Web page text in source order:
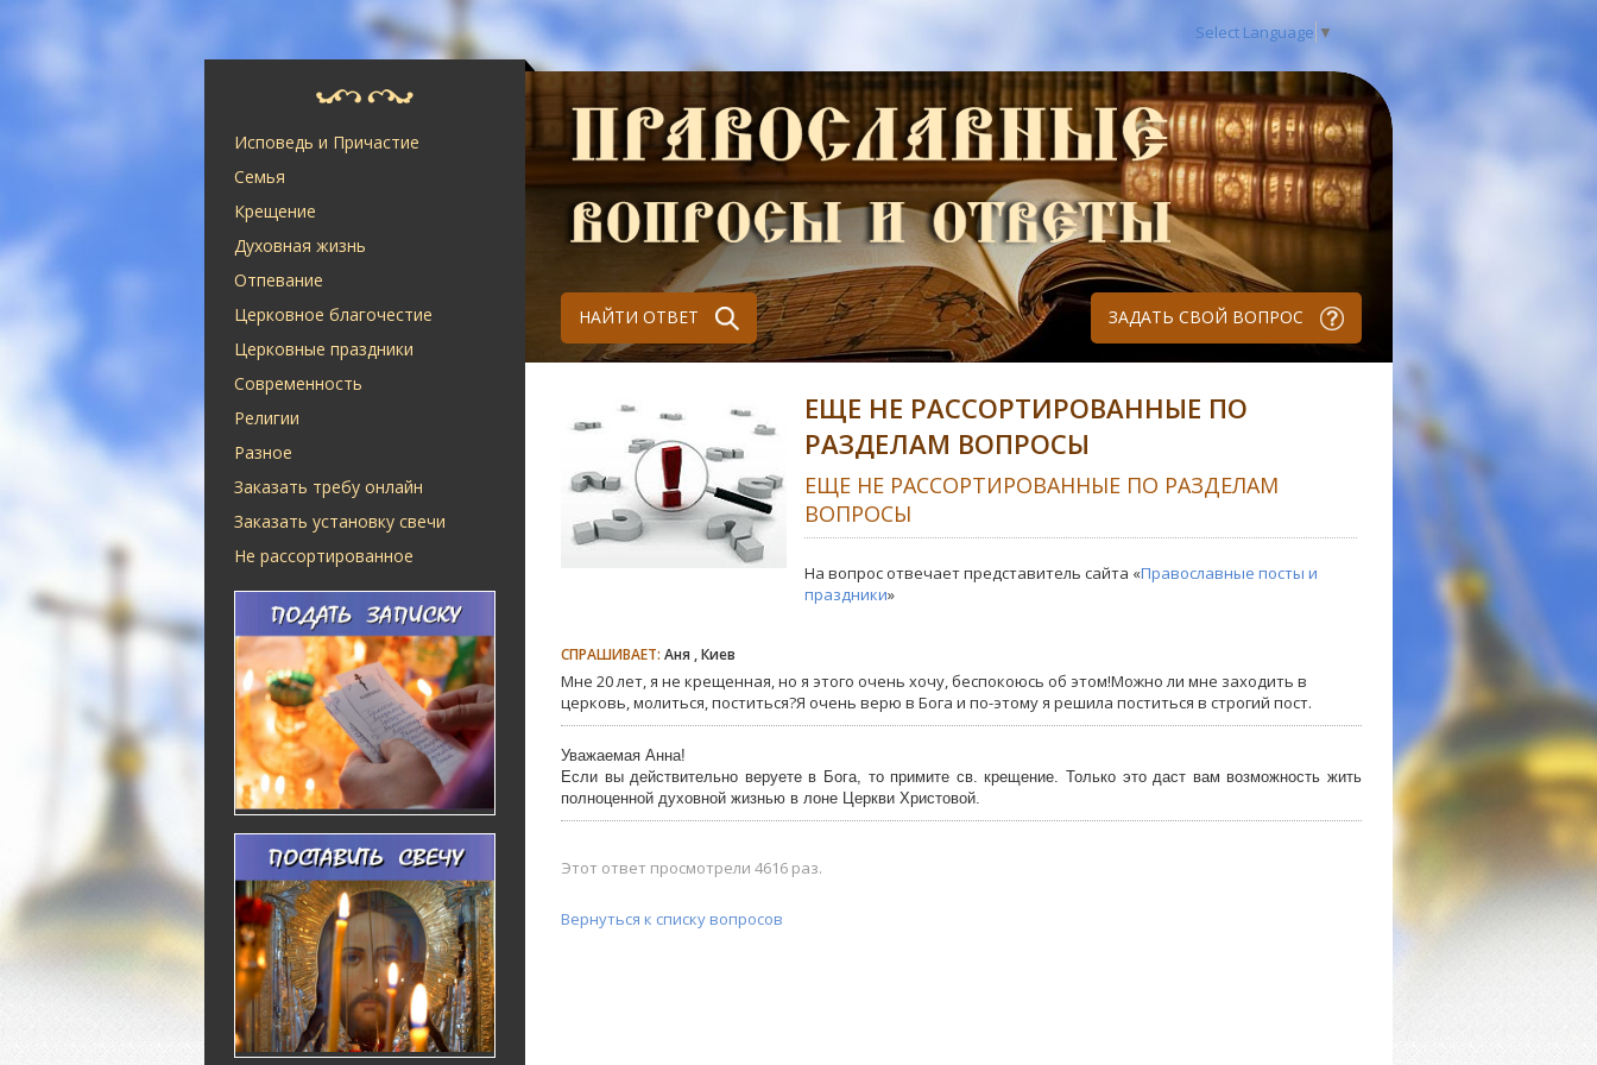
Select Language ▼
Исповедь и Причастие
Семья
Крещение
Духовная жизнь
Отпевание
Церковное благочестие
Церковные праздники
Современность
Религии
Разное
Заказать требу онлайн
Заказать установку свечи
Не рассортированное
НАЙТИ ОТВЕТ ЗАДАТЬ СВОЙ ВОПРОС
ЕЩЕ НЕ РАССОРТИРОВАННЫЕ ПО
РАЗДЕЛАМ ВОПРОСЫ
ЕЩЕ НЕ РАССОРТИРОВАННЫЕ ПО РАЗДЕЛАМ
ВОПРОСЫ
На вопрос отвечает представитель сайта «Православные посты и
праздники»
СПРАШИВАЕТ: Аня , Киев
Мне 20 лет, я не крещенная, но я этого очень хочу, беспокоюсь об этом!Можно ли мне заходить в
церковь, молиться, поститься?Я очень верю в Бога и по-этому я решила поститься в строгий пост.
Уважаемая Анна!
Если вы действительно веруете в Бога, то примите св. крещение. Только это даст вам возможность жить
полноценной духовной жизнью в лоне Церкви Христовой.
Этот ответ просмотрели 4616 раз.
Вернуться к списку вопросов